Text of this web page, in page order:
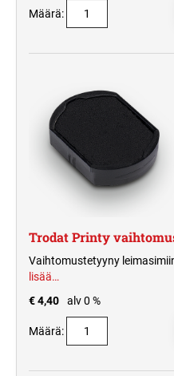
Määrä:
Trodat Printy
Vaihtomustetyyny
lisää…
€ 4,40
alv 0 %
Määrä: